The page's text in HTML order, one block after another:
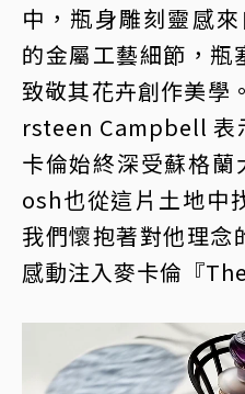
中，瓶身雕刻靈感
的金屬工藝細節，瓶
致敬其花卉創作美學
rsteen Campbell 表
卡倫始終深受蘇格
osh也從這片土地中
我們懷抱著對他理念
感動注入麥卡倫『